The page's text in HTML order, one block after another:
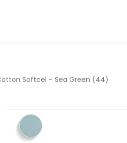
Softcel – Sea Green (44)